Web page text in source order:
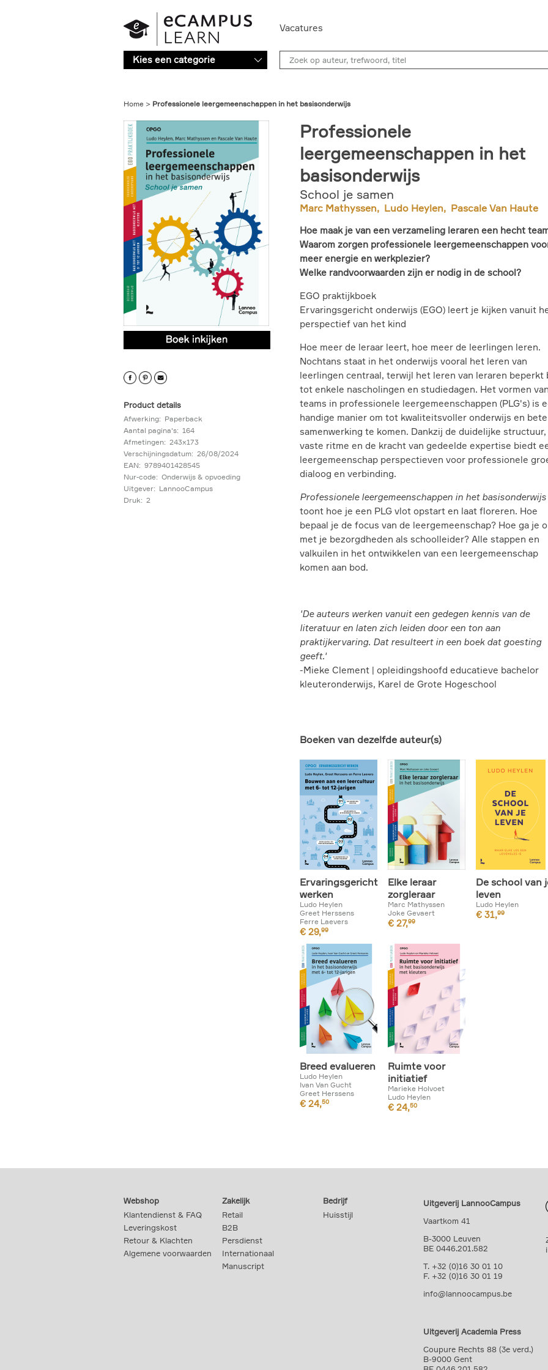
Vacatures
Kies een categorie
Home Professionele leergemeenschappen in het basisonderwijs
9789401428545.PDF
9789401428545.PDF
Product details
Afwerking: Paperback
Aantal pagina's: 164
Afmetingen: 243x173
Verschijningsdatum: 26/08/2024
EAN: 9789401428545
Nur-code: Onderwijs & opvoeding
Uitgever: LannooCampus
Druk: 2
Professionele
leergemeenschappen in het
basisonderwijs
School je samen
Marc Mathyssen Ludo Heylen Pascale Van Haute
Hoe maak je van een verzameling leraren een hecht
Waarom zorgen professionele leergemeenschappen
meer energie en werkplezier?
Welke randvoorwaarden zijn er nodig in de school?
EGO praktijkboek
Ervaringsgericht onderwijs (EGO) leert je kijken vanuit
perspectief van het kind
Hoe meer de leraar leert, hoe meer de leerlingen leren.
Nochtans staat in het onderwijs vooral het leren van
leerlingen centraal, terwijl het leren van leraren beperkt
tot enkele nascholingen en studiedagen. Het vormen
teams in professionele leergemeenschappen (PLG's) is
handige manier om tot kwaliteitsvoller onderwijs en
samenwerking te komen. Dankzij de duidelijke
vaste ritme en de kracht van gedeelde expertise biedt
leergemeenschap perspectieven voor professionele
dialoog en verbinding.
Professionele leergemeenschappen in het basisonderwijs
toont hoe je een PLG vlot opstart en laat floreren. Hoe
bepaal je de focus van de leergemeenschap? Hoe ga je
met je bezorgdheden als schoolleider? Alle stappen en
valkuilen in het ontwikkelen van een leergemeenschap
komen aan bod.
'De auteurs werken vanuit een gedegen kennis van de
literatuur en laten zich leiden door een ton aan
praktijkervaring. Dat resulteert in een boek dat goesting
geeft.'
-Mieke Clement | opleidingshoofd educatieve bachelor
kleuteronderwijs, Karel de Grote Hogeschool
Boeken van dezelfde auteur(s)
Ervaringsgericht
werken
Ludo Heylen
Greet Herssens
Ferre Laevers
€ 29,99
Elke leraar
zorgleraar
Marc Mathyssen
Joke Gevaert
€ 27,99
De school van
leven
Ludo Heylen
€ 31,99
Breed evalueren
Ludo Heylen
Ivan Van Gucht
Greet Herssens
€ 24,50
Ruimte voor
initiatief
Marieke Holvoet
Ludo Heylen
€ 24,50
Webshop
Klantendienst & FAQ
Leveringskost
Retour & Klachten
Algemene voorwaarden
Zakelijk
Retail
B2B
Persdienst
Internationaal
Manuscript
Bedrijf
Huisstijl
Uitgeverij LannooCampus
Vaartkom 41
B-3000 Leuven
BE 0446.201.582
T. +32 (0)16 30 01 10
F. +32 (0)16 30 01 19
info@lannoocampus.be
Uitgeverij Academia Press
Coupure Rechts 88 (3e verd.)
B-9000 Gent